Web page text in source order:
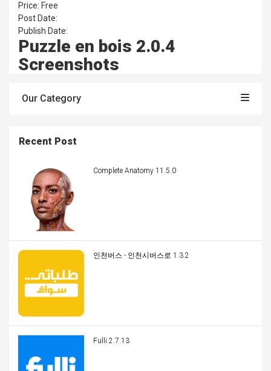
Price: Free
Post Date:
Publish Date:
Puzzle en bois 2.0.4
Screenshots
Our Category
Recent Post
Complete Anatomy 11.5.0
인천버스 - 인천시버스로 1.3.2
Fulli 2.7.13